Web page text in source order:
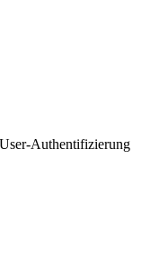
Authentifizierung